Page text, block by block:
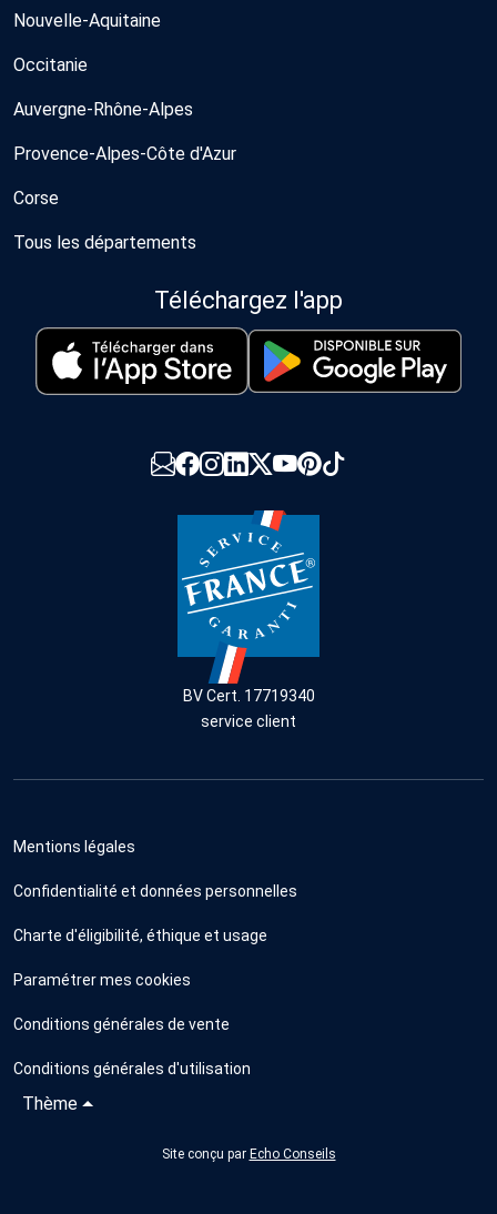
Nouvelle-Aquitaine
Occitanie
Auvergne-Rhône-Alpes
Provence-Alpes-Côte d'Azur
Corse
Tous les départements
Téléchargez l'app
BV Cert. 17719340
service client
Mentions légales
Confidentialité et données personnelles
Charte d'éligibilité, éthique et usage
Paramétrer mes cookies
Conditions générales de vente
Conditions générales d'utilisation
Thème
Site conçu par Echo Conseils